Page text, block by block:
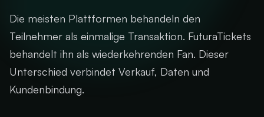
Die meisten Plattformen behandeln den
Teilnehmer als einmalige Transaktion. FuturaTickets
behandelt ihn als wiederkehrenden Fan. Dieser
Unterschied verbindet Verkauf, Daten und
Kundenbindung.